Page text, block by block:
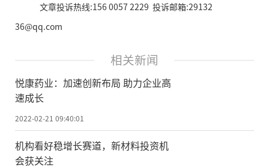
文章投诉热线:156 0057 2229 投诉邮箱:29132
36@qq.com
相关新闻
悦康药业：加速创新布局 助力企业高
速成长
2022-02-21 09:40:01
机构看好稳增长赛道，新材料投资机
会获关注